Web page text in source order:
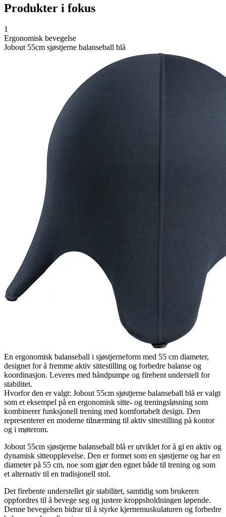
Produkter i fokus
1
Ergonomisk bevegelse
Jobout 55cm sjøstjerne balanseball blå
En ergonomisk balanseball i sjøstjerneform med 55 cm diameter,
designet for å fremme aktiv sittestilling og forbedre balanse og
koordinasjon. Leveres med håndpumpe og firebent understell for
stabilitet.
Hvorfor den er valgt: Jobout 55cm sjøstjerne balanseball blå er valgt
som et eksempel på en ergonomisk sitte- og treningsløsning som
kombinerer funksjonell trening med komfortabelt design. Den
representerer en moderne tilnærming til aktiv sittestilling på kontor
og i møterom.
Jobout 55cm sjøstjerne balanseball blå er utviklet for å gi en aktiv og
dynamisk sitteopplevelse. Den er formet som en sjøstjerne og har en
diameter på 55 cm, noe som gjør den egnet både til trening og som
et alternativ til en tradisjonell stol.
Det firebente understellet gir stabilitet, samtidig som brukeren
oppfordres til å bevege seg og justere kroppsholdningen løpende.
Denne bevegelsen bidrar til å styrke kjernemuskulaturen og forbedre